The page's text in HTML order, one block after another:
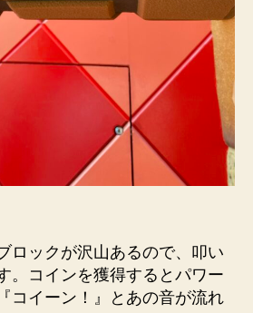
ロックが沢山あるので、叩い
。コインを獲得するとパワー
コイーン！』とあの音が流れ